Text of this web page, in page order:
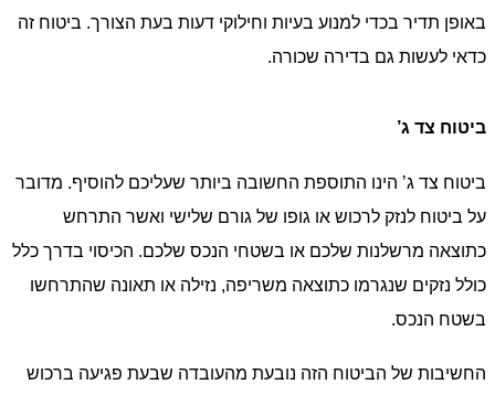
באופן תדיר בכדי למנוע בעיות וחילוקי דעות בעת הצורך. ביטוח זה
כדאי לעשות גם בדירה שכורה.
ביטוח צד ג’
ביטוח צד ג’ הינו התוספת החשובה ביותר שעליכם להוסיף. מדובר
על ביטוח לנזק לרכוש או גופו של גורם שלישי ואשר התרחש
כתוצאה מרשלנות שלכם או בשטחי הנכס שלכם. הכיסוי בדרך כלל
כולל נזקים שנגרמו כתוצאה משריפה, נזילה או תאונה שהתרחשו
בשטח הנכס.
החשיבות של הביטוח הזה נובעת מהעובדה שבעת פגיעה ברכוש